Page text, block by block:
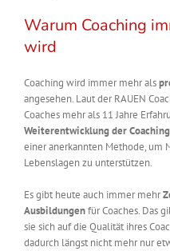
Warum Coaching
wird
Coaching wird immer mehr als
angesehen. Laut der RAUEN
Coaches mehr als 11 Jahre
Weiterentwicklung der
einer anerkannten Methode, um
Lebenslagen zu unterstützen.
Es gibt heute auch immer mehr
Ausbildungenfür Coaches. Das
sie sich auf die Qualität ihres
dadurch längst nicht mehr nur